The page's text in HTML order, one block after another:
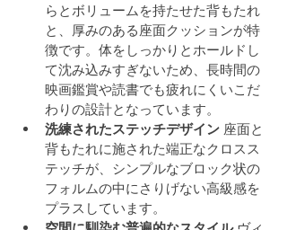
らとボリュームを持たせた背もたれ
と、厚みのある座面クッションが特
徴です。体をしっかりとホールドし
て沈み込みすぎないため、長時間の
映画鑑賞や読書でも疲れにくいこだ
わりの設計となっています。
洗練されたステッチデザイン 座面と
背もたれに施された端正なクロスス
テッチが、シンプルなブロック状の
フォルムの中にさりげない高級感を
プラスしています。